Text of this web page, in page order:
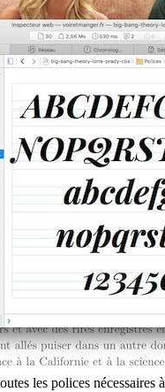
les polices nécessaires